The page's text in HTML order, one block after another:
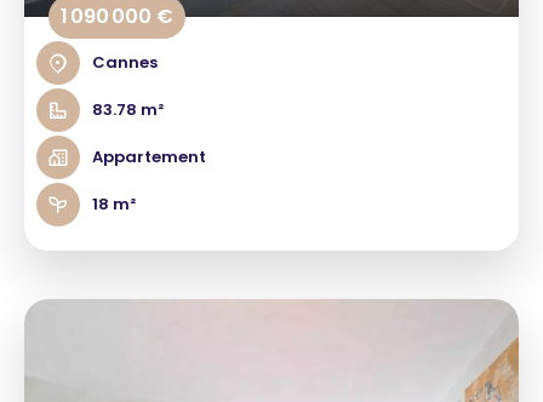
1 090 000 €
Cannes
83.78 m²
Appartement
18 m²